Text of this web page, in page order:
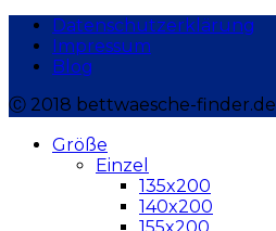
Datenschutzerklärung
Impressum
Blog
Ⓒ 2018 bettwaesche-finder.de
Größe
Einzel
135x200
140x200